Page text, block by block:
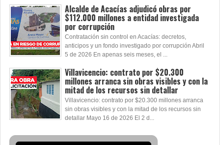
Alcalde de Acacías adjudicó obras por
$112.000 millones a entidad investigada
por corrupción
Contratación sin control en Acacías: decretos,
anticipos y un fondo investigado por corrupción Abril
5 de 2026 En apenas seis meses, el ...
Villavicencio: contrato por $20.300
millones arranca sin obras visibles y con la
mitad de los recursos sin detallar
Villavicencio: contrato por $20.300 millones arranca
sin obras visibles y con la mitad de los recursos sin
detallar Mayo 16 de 2026 El 2 d...